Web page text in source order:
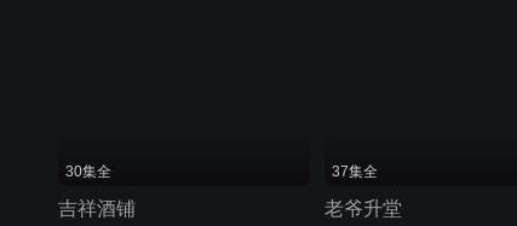
30集全
吉祥酒铺
37集全
老爷升堂